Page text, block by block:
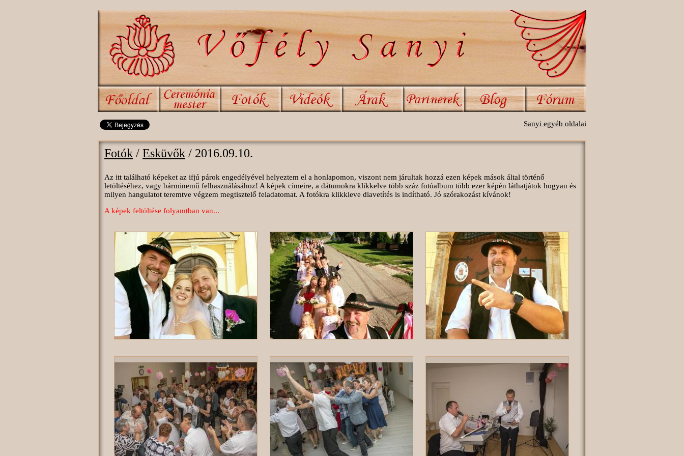
Sanyi egyéb oldalai
Fotók / Esküvők / 2016.09.10.
Az itt található képeket az ifjú párok engedélyével helyeztem el a honlapomon, viszont nem járultak hozzá ezen képek mások által történő
letöltéséhez, vagy bárminemű felhasználásához! A képek címeire, a dátumokra klikkelve több száz fotóalbum több ezer képén láthatjátok hogyan és
milyen hangulatot teremtve végzem megtisztelő feladatomat. A fotókra klikkleve diavetítés is indítható. Jó szórakozást kívánok!
A képek feltöltése folyamtban van...